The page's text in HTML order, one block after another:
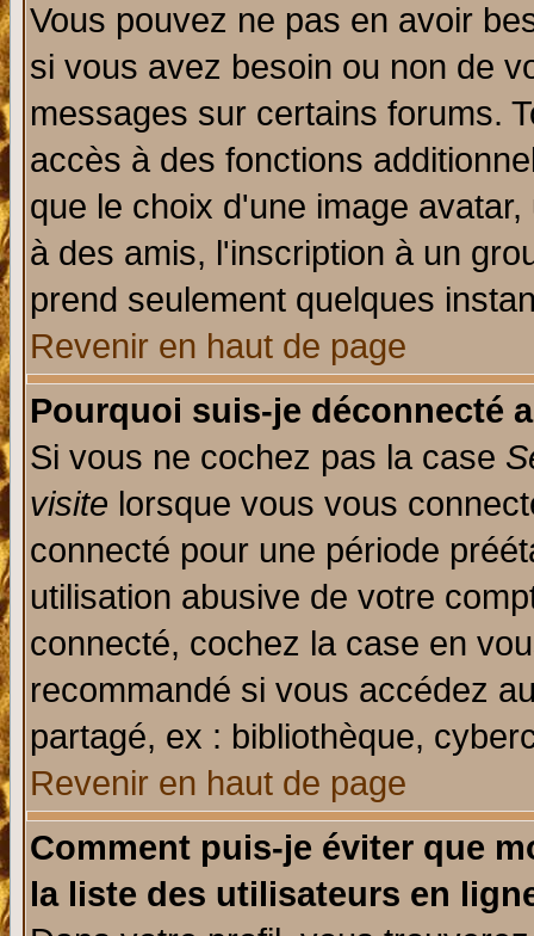
Vous pouvez ne pas en avoir
si vous avez besoin ou non de
messages sur certains forums.
accès à des fonctions
que le choix d'une image
à des amis, l'inscription à un
prend seulement quelques
Revenir en haut de page
Pourquoi suis-je déconnecté
Si vous ne cochez pas la case
visite lorsque vous vous
connecté pour une période
utilisation abusive de votre
connecté, cochez la case en
recommandé si vous accédez
partagé, ex : bibliothèque,
Revenir en haut de page
Comment puis-je éviter que
la liste des utilisateurs en